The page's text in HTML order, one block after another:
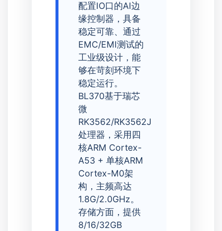
配置IO口的AI边
缘控制器，具备
稳定可靠、通过
EMC/EMI测试的
工业级设计，能
够在苛刻环境下
稳定运行。
BL370基于瑞芯
微
RK3562/RK3562J
处理器，采用四
核ARM Cortex-
A53 + 单核ARM
Cortex-M0架
构，主频高达
1.8G/2.0GHz。
存储方面，提供
8/16/32GB